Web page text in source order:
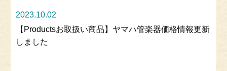
2023.10.02
【Productsお取扱い商品】ヤマハ管楽器価格情報更新
しました